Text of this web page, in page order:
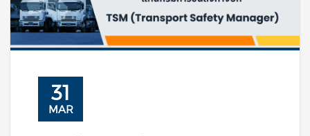
31
MAR